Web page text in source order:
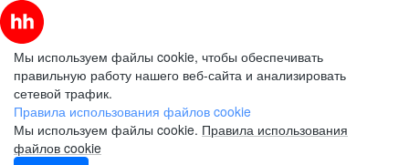
Мы используем файлы cookie, чтобы обеспечивать
правильную работу нашего веб-сайта и анализировать
сетевой трафик.
Правила использования файлов cookie
Мы используем файлы cookie. Правила использования
файлов cookie